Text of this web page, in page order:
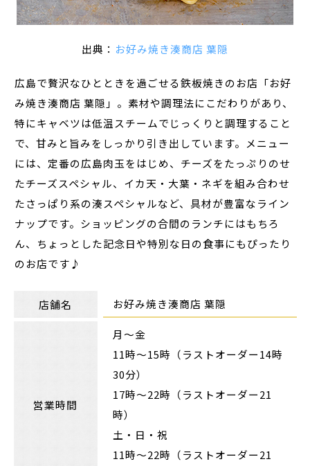
出典： お好み焼き湊商店 葉隠
広島で贅沢なひとときを過ごせる鉄板焼きのお店「お好
み焼き湊商店 葉隠」。素材や調理法にこだわりがあり、
特にキャベツは低温スチームでじっくりと調理すること
で、甘みと旨みをしっかり引き出しています。メニュー
には、定番の広島肉玉をはじめ、チーズをたっぷりのせ
たチーズスペシャル、イカ天・大葉・ネギを組み合わせ
たさっぱり系の湊スペシャルなど、具材が豊富なライン
ナップです。ショッピングの合間のランチにはもちろ
ん、ちょっとした記念日や特別な日の食事にもぴったり
のお店です♪
店舗名 お好み焼き湊商店 葉隠
営業時間
月～金
11時～15時（ラストオーダー14時
30分）
17時～22時（ラストオーダー21
時）
土・日・祝
11時～22時（ラストオーダー21